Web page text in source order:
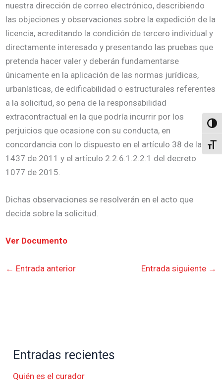
nuestra dirección de correo electrónico, describiendo
las objeciones y observaciones sobre la expedición de la
licencia, acreditando la condición de tercero individual y
directamente interesado y presentando las pruebas que
pretenda hacer valer y deberán fundamentarse
únicamente en la aplicación de las normas jurídicas,
urbanísticas, de edificabilidad o estructurales referentes
a la solicitud, so pena de la responsabilidad
extracontractual en la que podría incurrir por los
perjuicios que ocasione con su conducta, en
concordancia con lo dispuesto en el artículo 38 de la ley
1437 de 2011 y el artículo 2.2.6.1.2.2.1 del decreto
1077 de 2015.
Dichas observaciones se resolverán en el acto que
decida sobre la solicitud.
Ver Documento
← Entrada anterior Entrada siguiente →
Entradas recientes
Quién es el curador